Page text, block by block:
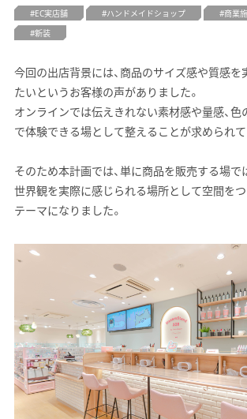
EC実店舗 ハンドメイドショップ 商業
新装
今回の出店背景には、商品のサイズ感や質感を
たいというお客様の声がありました。
オンラインでは伝えきれない素材感や量感、色
で体験できる場として整えることが求められて
そのため本計画では、単に商品を販売する場で
世界観を実際に感じられる場所として空間を
テーマになりました。